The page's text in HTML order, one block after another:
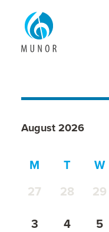
August 2026
M T W
27
28 29
3 4 5